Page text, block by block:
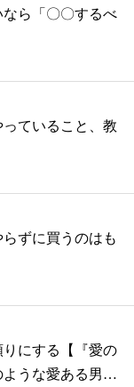
ら「〇〇するべ
ていること、教
ずに買うのはも
にする【『愛の
うな愛ある男に